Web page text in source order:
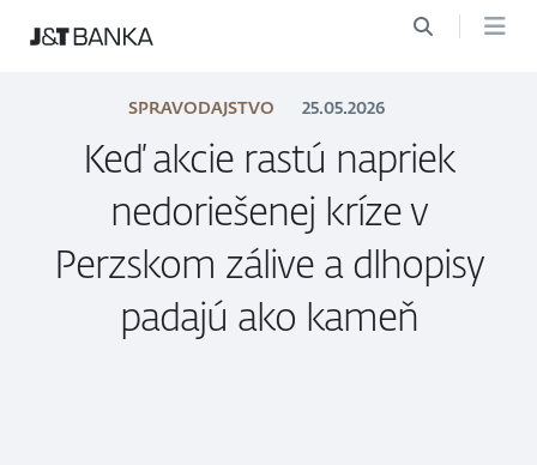
SPRAVODAJSTVO 25.05.2026
Keď akcie rastú napriek
nedoriešenej kríze v
Perzskom zálive a dlhopisy
padajú ako kameň